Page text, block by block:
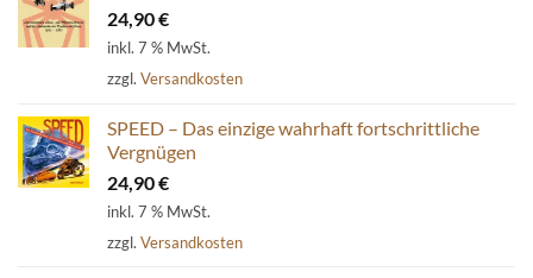
24,90€
inkl. 7 % MwSt.
zzgl. Versandkosten
SPEED – Das einzige wahrhaft fortschrittliche
Vergnügen
24,90€
inkl. 7 % MwSt.
zzgl. Versandkosten